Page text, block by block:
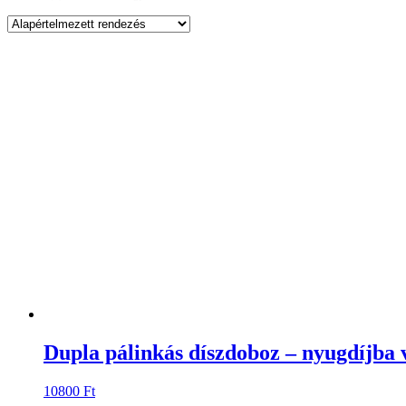
Dupla pálinkás díszdoboz – nyugdíjba
10800 Ft